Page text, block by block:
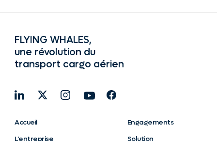
FLYING WHALES,
une révolution du
transport cargo aérien
Accueil
Engagements
L’entreprise
Solution